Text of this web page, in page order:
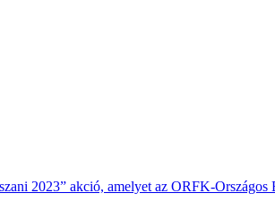
2023” akció, amelyet az ORFK-